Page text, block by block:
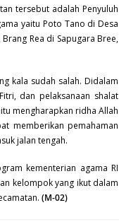
tersebut adalah Penyuluh
yaitu Poto Tano di Desa
Rea di Sapugara Bree,
kala sudah salah. Didalam
dan pelaksanaan shalat
mengharapkan ridha Allah
memberikan pemahaman
jalan tengah.
kementerian agama RI
kelompok yang ikut dalam
(M-02)